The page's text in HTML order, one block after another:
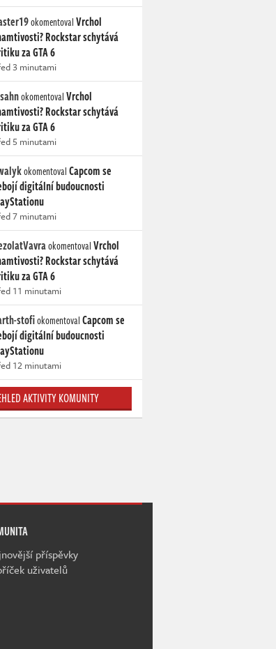
okomentovalVrchol
Rockstar schytává
za GTA 6
3 minutami
okomentovalVrchol
Rockstar schytává
za GTA 6
5 minutami
okomentovalCapcom se
digitální budoucnosti
7 minutami
okomentovalVrchol
Rockstar schytává
za GTA 6
11 minutami
stofiokomentovalCapcom se
digitální budoucnosti
12 minutami
AKTIVITY KOMUNITY
příspěvky
uživatelů